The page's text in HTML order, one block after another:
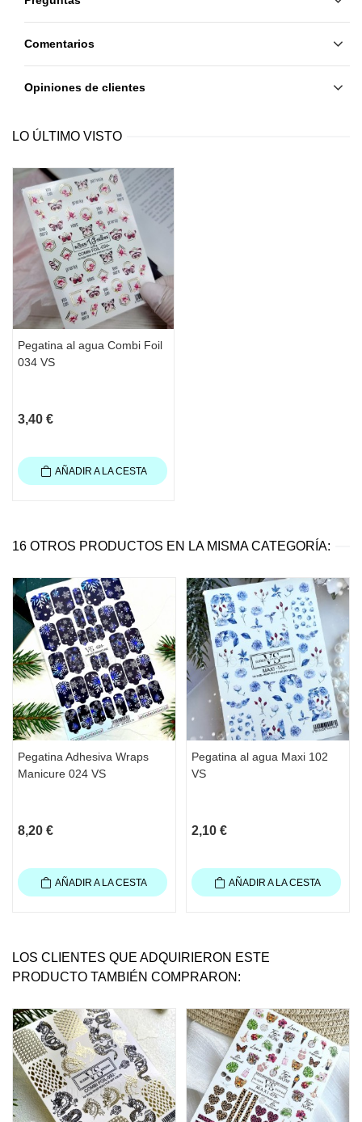
Comentarios
Opiniones de clientes
LO ÚLTIMO VISTO
Pegatina al agua Combi Foil
034 VS
3,40 €
AÑADIR A LA CESTA
16 OTROS PRODUCTOS EN LA MISMA CATEGORÍA:
Pegatina Adhesiva Wraps
Manicure 024 VS
8,20 €
AÑADIR A LA CESTA
Pegatina al agua Maxi 102
VS
2,10 €
AÑADIR A LA CESTA
LOS CLIENTES QUE ADQUIRIERON ESTE
PRODUCTO TAMBIÉN COMPRARON: